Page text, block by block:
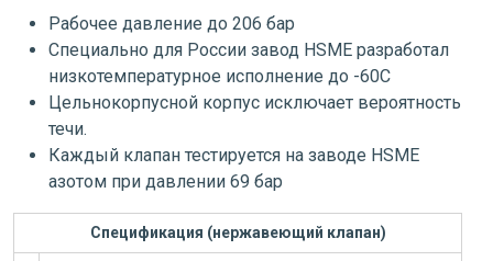
Рабочее давление до 206 бар
Специально для России завод HSME разработал
низкотемпературное исполнение до -60С
Цельнокорпусной корпус исключает вероятность
течи.
Каждый клапан тестируется на заводе HSME
азотом при давлении 69 бар
Спецификация (нержавеющий клапан)